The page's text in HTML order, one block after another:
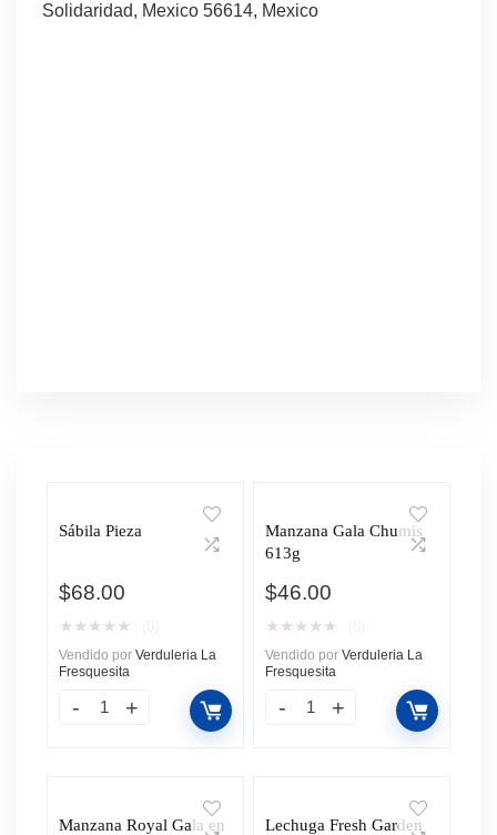
Solidaridad, Mexico 56614, Mexico
Sábila Pieza
$68.00
★ ★ ★ ★ ★
Vendido por Verduleria La
Fresquesita
Manzana Gala Chumis
613g
$46.00
★ ★ ★ ★ ★
Vendido por Verduleria La
Fresquesita
Manzana Royal Gala en
Lechuga Fresh Garden